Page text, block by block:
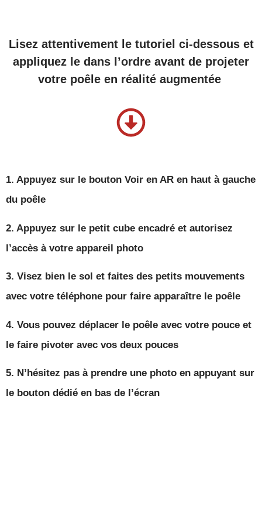
Lisez attentivement le tutoriel ci-dessous et
appliquez le dans l’ordre avant de projeter
votre poêle en réalité augmentée
1. Appuyez sur le bouton Voir en AR en haut à gauche
du poêle
2. Appuyez sur le petit cube encadré et autorisez
l’accès à votre appareil photo
3. Visez bien le sol et faites des petits mouvements
avec votre téléphone pour faire apparaître le poêle
4. Vous pouvez déplacer le poêle avec votre pouce et
le faire pivoter avec vos deux pouces
5. N’hésitez pas à prendre une photo en appuyant sur
le bouton dédié en bas de l’écran